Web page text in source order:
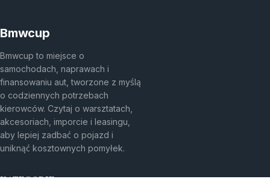
Bmwcup
Bmwcup to miejsce o
samochodach, naprawach i
finansowaniu aut, tworzone z myślą
o codziennych potrzebach
kierowców. Czytaj o warsztatach,
akcesoriach, imporcie i leasingu,
aby lepiej zadbać o pojazd i
uniknąć kosztownych pomyłek.